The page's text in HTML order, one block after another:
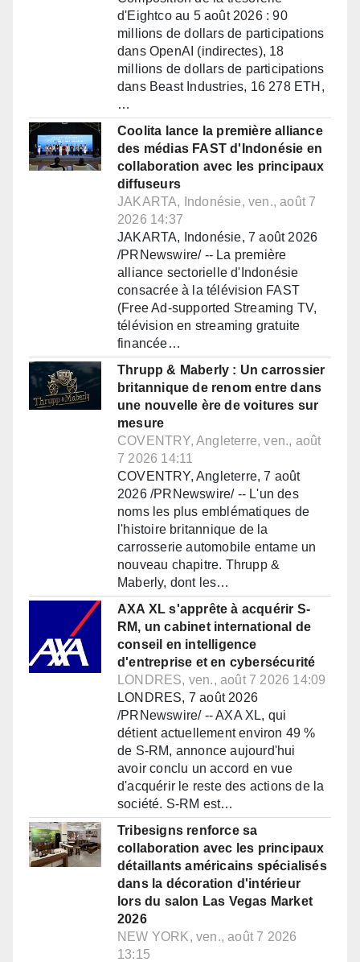
d'Eightco au 5 août 2026 : 90
millions de dollars de participations
dans OpenAI (indirectes), 18
millions de dollars de participations
dans Beast Industries, 16 278 ETH,
…
Coolita lance la première alliance
des médias FAST d'Indonésie en
collaboration avec les principaux
diffuseurs
JAKARTA, Indonésie, ven., août 7
2026 14:37
JAKARTA, Indonésie, 7 août 2026
/PRNewswire/ -- La première
alliance sectorielle d'Indonésie
consacrée à la télévision FAST
(Free Ad-supported Streaming TV,
télévision en streaming gratuite
financée…
Thrupp & Maberly : Un carrossier
britannique de renom entre dans
une nouvelle ère de voitures sur
mesure
COVENTRY, Angleterre, ven., août
7 2026 14:11
COVENTRY, Angleterre, 7 août
2026 /PRNewswire/ -- L'un des
noms les plus emblématiques de
l'histoire britannique de la
carrosserie automobile entame un
nouveau chapitre. Thrupp &
Maberly, dont les…
AXA XL s'apprête à acquérir S-
RM, un cabinet international de
conseil en intelligence
d'entreprise et en cybersécurité
LONDRES, ven., août 7 2026 14:09
LONDRES, 7 août 2026
/PRNewswire/ -- AXA XL, qui
détient actuellement environ 49 %
de S-RM, annonce aujourd'hui
avoir conclu un accord en vue
d'acquérir le reste des actions de la
société. S-RM est…
Tribesigns renforce sa
collaboration avec les principaux
détaillants américains spécialisés
dans la décoration d'intérieur
lors du salon Las Vegas Market
2026
NEW YORK, ven., août 7 2026
13:15